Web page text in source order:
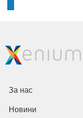
За нас
Новини